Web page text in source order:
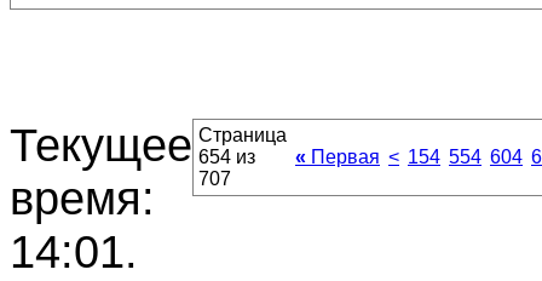
Текущее
время:
14:01.
Страница
654 из
707
« Первая < 154 554 604